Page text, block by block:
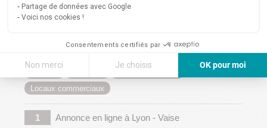
Partage de données avec Google
Voici nos cookies !
Consentements certifiés par
Non merci Je choisis
OK pour moi
Axeptio consent
Plateforme de Gestion du Consentement : Personnalisez vos Options
Notre plateforme vous permet d'adapter et de gérer vos paramètres
Locaux commerciaux
1 Annonce en ligneà Lyon - Vaise